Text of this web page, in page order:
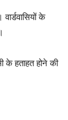
के
के हताहत होने की